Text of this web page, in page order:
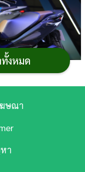
เอ็กซ์ 160 2025)
ละให้ความสบายพอ
เจอร์ต่าง ๆ เช่น
งหมด
ษณา
า